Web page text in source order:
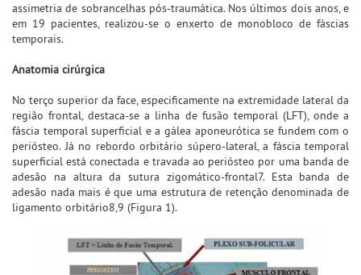
assimetria de sobrancelhas pós-traumática. Nos últimos dois anos, e
em 19 pacientes, realizou-se o enxerto de monobloco de fáscias
temporais.
Anatomia cirúrgica
No terço superior da face, especificamente na extremidade lateral da
região frontal, destaca-se a linha de fusão temporal (LFT), onde a
fáscia temporal superficial e a gálea aponeurótica se fundem com o
periósteo. Já no rebordo orbitário súpero-lateral, a fáscia temporal
superficial está conectada e travada ao periósteo por uma banda de
adesão na altura da sutura zigomático-frontal7. Esta banda de
adesão nada mais é que uma estrutura de retenção denominada de
ligamento orbitário8,9 (Figura 1).